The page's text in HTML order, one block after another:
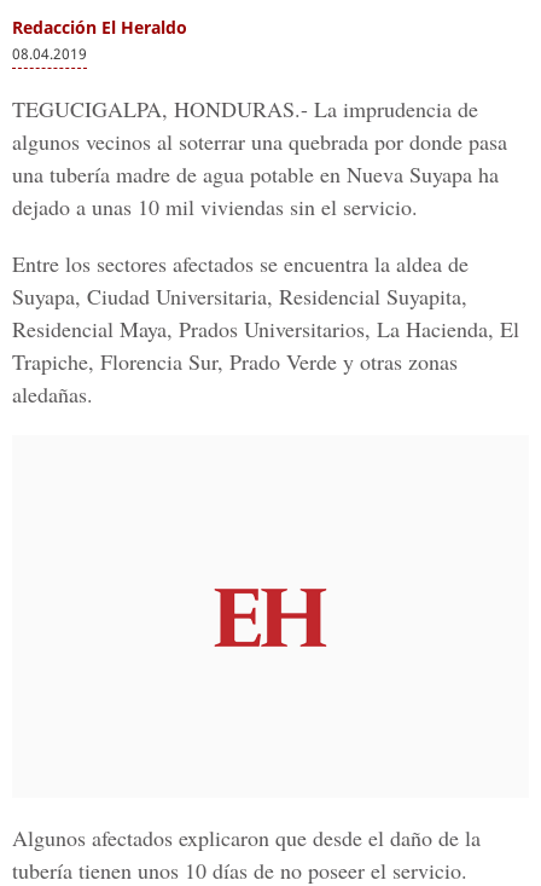
Redacción El Heraldo
08.04.2019
TEGUCIGALPA, HONDURAS.- La imprudencia de
algunos vecinos al soterrar una quebrada por donde pasa
una tubería madre de agua potable en Nueva Suyapa ha
dejado a unas 10 mil viviendas sin el servicio.
Entre los sectores afectados se encuentra la aldea de
Suyapa, Ciudad Universitaria, Residencial Suyapita,
Residencial Maya, Prados Universitarios, La Hacienda, El
Trapiche, Florencia Sur, Prado Verde y otras zonas
aledañas.
Algunos afectados explicaron que desde el daño de la
tubería tienen unos 10 días de no poseer el servicio.